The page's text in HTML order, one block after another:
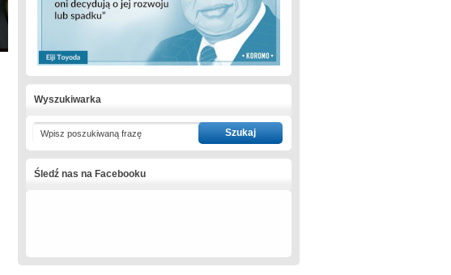
Wyszukiwarka
Wpisz poszukiwaną frazę
Śledź nas na Facebooku